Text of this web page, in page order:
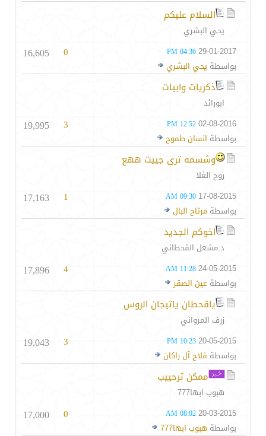
السلام عليكم
يحي البشري
29-01-2017
04:36 PM
بواسطة يحي البشري
0
16,605
ذكريات وابيات
ابورائد
02-08-2016
12:52 PM
بواسطة انسان طموح
3
19,995
وشسمه ترى جييت ههع
روح الغلا
17-08-2015
09:30 AM
بواسطة مرتاح البال
1
17,163
اخوكم الجديد
د.مشعل القحطاني
24-05-2015
11:28 AM
بواسطة عين الصقر
4
17,896
ياقحطان ياتيجان الروس
زرف المرواني
20-05-2015
10:23 PM
بواسطة فلاح آل راكان
3
19,043
ممكن ترحييب
هبوب ابها777
20-03-2015
08:02 AM
بواسطة هبوب ابها777
0
17,000